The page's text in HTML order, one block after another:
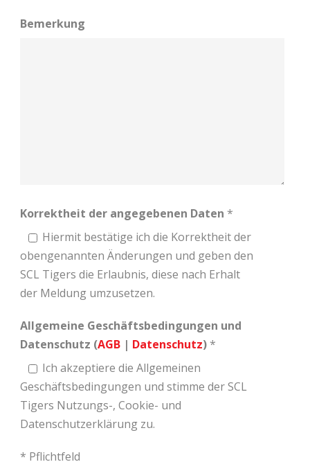
Bemerkung
Korrektheit der angegebenen Daten *
Hiermit bestätige ich die Korrektheit der
obengenannten Änderungen und geben den
SCL Tigers die Erlaubnis, diese nach Erhalt
der Meldung umzusetzen.
Allgemeine Geschäftsbedingungen und
Datenschutz (AGB | Datenschutz) *
Ich akzeptiere die Allgemeinen
Geschäftsbedingungen und stimme der SCL
Tigers Nutzungs-, Cookie- und
Datenschutzerklärung zu.
* Pflichtfeld